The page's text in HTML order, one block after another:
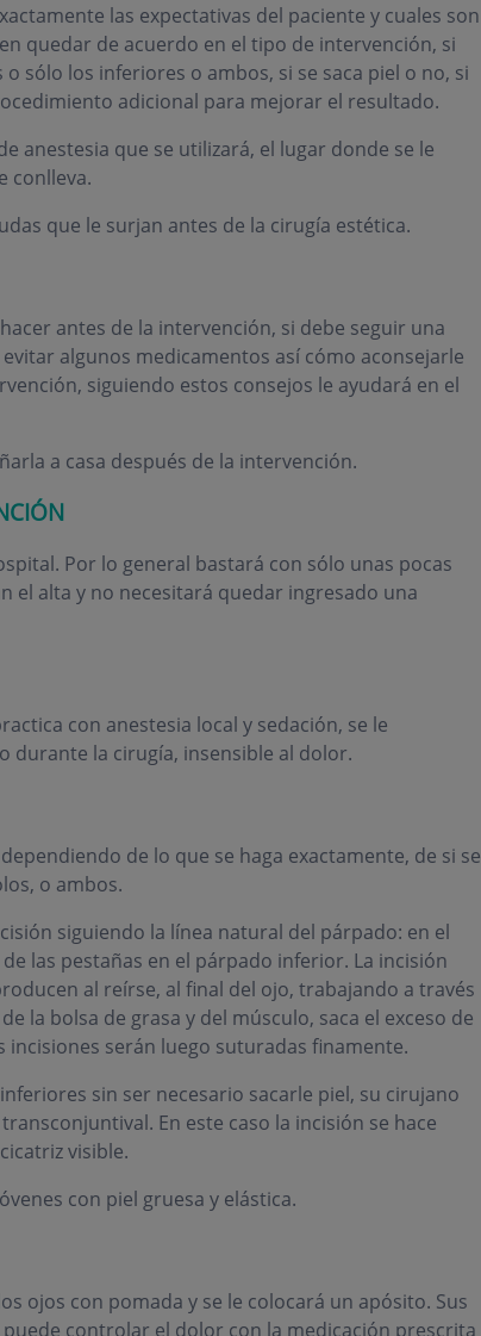
las expectativas del paciente y cuales son
quedar de acuerdo en el tipo de intervención, si
sólo los inferiores o ambos, si se saca piel o no, si
adicional para mejorar el resultado.
anestesia que se utilizará, el lugar donde se le
conlleva.
que le surjan antes de la cirugía estética.
antes de la intervención, si debe seguir una
algunos medicamentos así cómo aconsejarle
siguiendo estos consejos le ayudará en el
a casa después de la intervención.
Por lo general bastará con sólo unas pocas
el alta y no necesitará quedar ingresado una
con anestesia local y sedación, se le
durante la cirugía, insensible al dolor.
de lo que se haga exactamente, de si se
o ambos.
siguiendo la línea natural del párpado: en el
las pestañas en el párpado inferior. La incisión
al reírse, al final del ojo, trabajando a través
la bolsa de grasa y del músculo, saca el exceso de
incisiones serán luego suturadas finamente.
sin ser necesario sacarle piel, su cirujano
En este caso la incisión se hace
visible.
con piel gruesa y elástica.
ojos con pomada y se le colocará un apósito. Sus
controlar el dolor con la medicación prescrita